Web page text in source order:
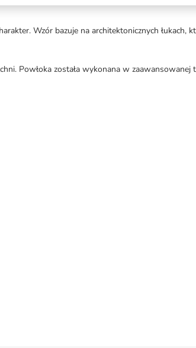
Wzór bazuje na architektonicznych łukach,
Powłoka została wykonana w zaawansowanej